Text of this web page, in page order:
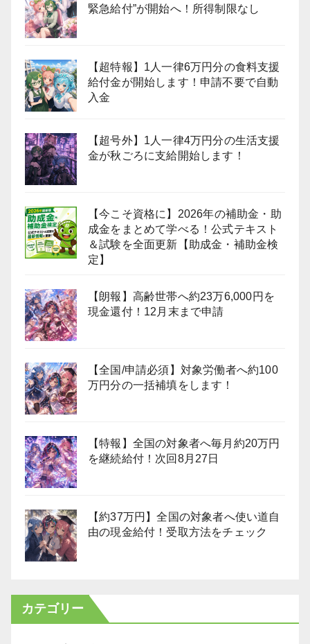
緊急給付”が開始へ！所得制限なし
【超特報】1人一律6万円分の食料支援
給付金が開始します！申請不要で自動
入金
【超号外】1人一律4万円分の生活支援
金が秋ごろに支給開始します！
【今こそ資格に】2026年の補助金・助
成金をまとめて学べる！公式テキスト
＆試験を全面更新【助成金・補助金検
定】
【朗報】高齢世帯へ約23万6,000円を
現金還付！12月末まで申請
【全国/申請必須】対象労働者へ約100
万円分の一括補填をします！
【特報】全国の対象者へ毎月約20万円
を継続給付！次回8月27日
【約37万円】全国の対象者へ使い道自
由の現金給付！受取方法をチェック
カテゴリー